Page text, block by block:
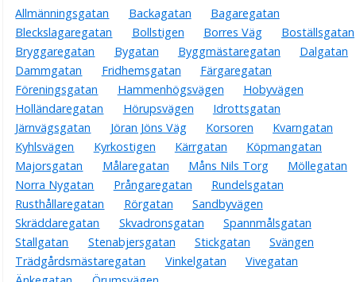
Allmänningsgatan Backagatan
Bagaregatan
Bleckslagaregatan
Bollstigen Borres Väg
Boställsgatan
Bryggaregatan
Bygatan Byggmästaregatan
Dalgatan
Dammgatan
Fridhemsgatan
Färgaregatan
Föreningsgatan
Hammenhögsvägen
Hobyvägen
Holländaregatan
Hörupsvägen
Idrottsgatan
Järnvägsgatan
Jöran Jöns Väg Korsoren
Kvarngatan
Kyhlsvägen
Kyrkostigen Kärrgatan
Köpmangatan
Majorsgatan
Målaregatan Måns Nils Torg
Möllegatan
Norra Nygatan
Prångaregatan
Rundelsgatan
Rusthållaregatan
Rörgatan
Sandbyvägen
Skräddaregatan
Skvadronsgatan
Spannmålsgatan
Stallgatan
Stenabjersgatan Stickgatan
Svängen
Trädgårdsmästaregatan
Vinkelgatan
Vivegatan